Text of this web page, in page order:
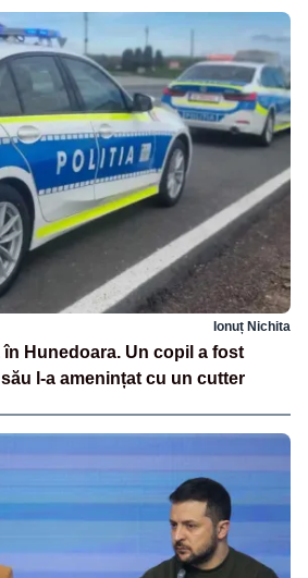
Ionuț Nichita
în Hunedoara. Un copil a fost
l-a amenințat cu un cutter